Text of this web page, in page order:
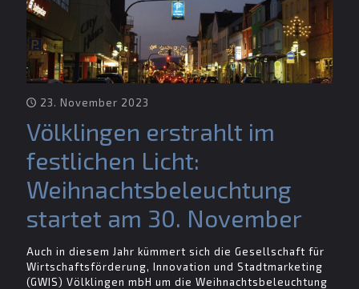
23. November 2023
Völklingen erstrahlt im
festlichen Licht:
Weihnachtsbeleuchtung
startet am 30. November
Auch in diesem Jahr kümmert sich die Gesellschaft für
Wirtschaftsförderung, Innovation und Stadtmarketing
(GWIS) Völklingen mbH um die Weihnachtsbeleuchtung